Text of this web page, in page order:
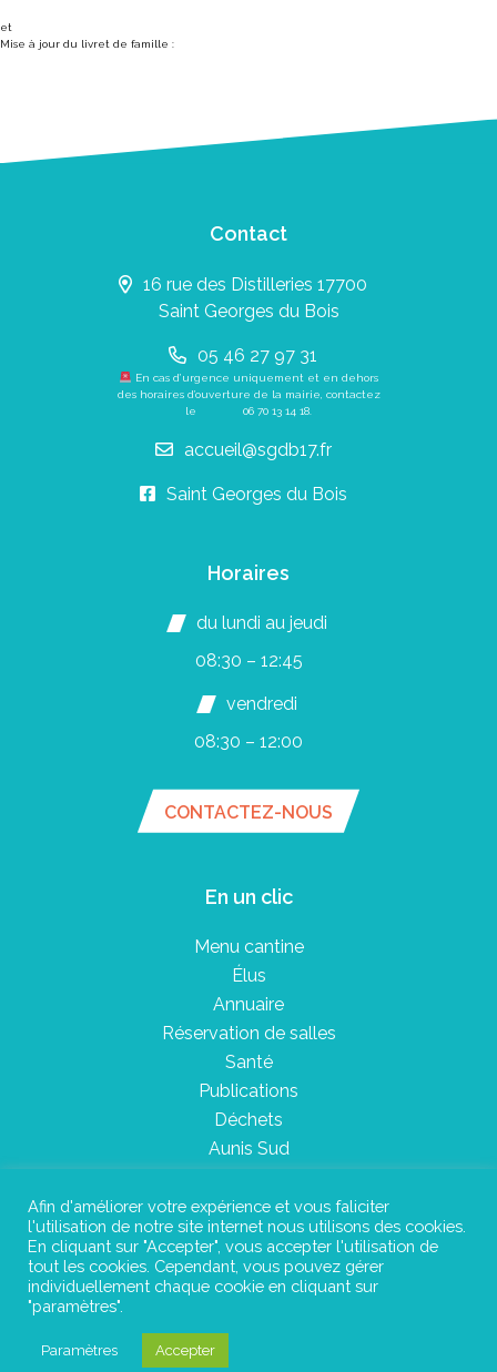
et
Mise à jour du livret de famille :
Contact
16 rue des Distilleries 17700
Saint Georges du Bois
05 46 27 97 31
En cas d’urgence uniquement et en dehors
des horaires d’ouverture de la mairie, contactez
le 06 70 13 14 18
accueil@sgdb17.fr
Saint Georges du Bois
Horaires
du lundi au jeudi
08:30 – 12:45
vendredi
08:30 – 12:00
CONTACTEZ-NOUS
En un clic
Menu cantine
Élus
Annuaire
Réservation de salles
Santé
Publications
Déchets
Aunis Sud
Plan du site
Mentions légales
©Instant Urbain
Afin d'améliorer votre expérience et vous faliciter
l'utilisation de notre site internet nous utilisons des cookies.
En cliquant sur "Accepter", vous accepter l'utilisation de
tout les cookies. Cependant, vous pouvez gérer
individuellement chaque cookie en cliquant sur
"paramètres".
Paramètres Accepter